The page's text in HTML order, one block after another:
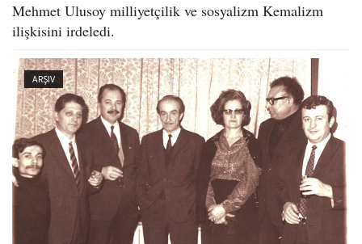
Mehmet Ulusoy milliyetçilik ve sosyalizm Kemalizm
ilişkisini irdeledi.
ARŞIV